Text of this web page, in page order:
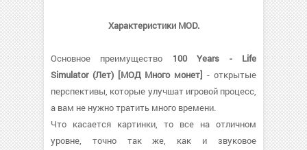
Характеристики MOD.
Основное преимущество 100 Years - Life
Simulator (Лет) [МОД Много монет] - открытые
перспективы, которые улучшат игровой процесс,
а вам не нужно тратить много времени.
Что касается картинки, то все на отличном
уровне, точно так же, как и звуковое